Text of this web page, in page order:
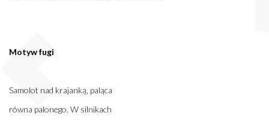
Motyw fugi
Samolot nad krajanką, paląca
równa palonego. W silnikach